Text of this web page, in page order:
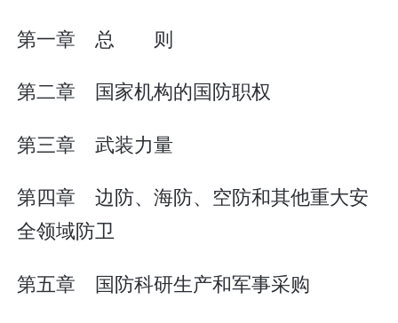
第一章 总 则
第二章 国家机构的国防职权
第三章 武装力量
第四章 边防、海防、空防和其他重大安
全领域防卫
第五章 国防科研生产和军事采购